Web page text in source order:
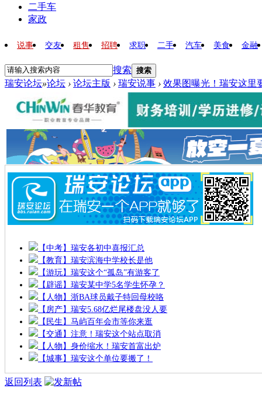
二手车
家政
说事 交友 租售 招聘 求职 二手 汽车 美食 金融
搜索 搜索
瑞安论坛»论坛 › 论坛主版 › 瑞安说事 › 效果图曝光！瑞安这里
【中考】瑞安各初中喜报汇总
【教育】瑞安滨海中学校长是他
【游玩】瑞安这个“孤岛”有游客了
【辟谣】瑞安某中学5名学生怀孕？
【人物】浙BA球员戴子特回母校咯
【房产】瑞安5.68亿烂尾楼盘没人要
【民生】马屿百年会市等你来逛
【交通】注意！瑞安这个站点取消
【人物】身价缩水！瑞安首富出炉
【城事】瑞安这个单位要搬了！
返回列表